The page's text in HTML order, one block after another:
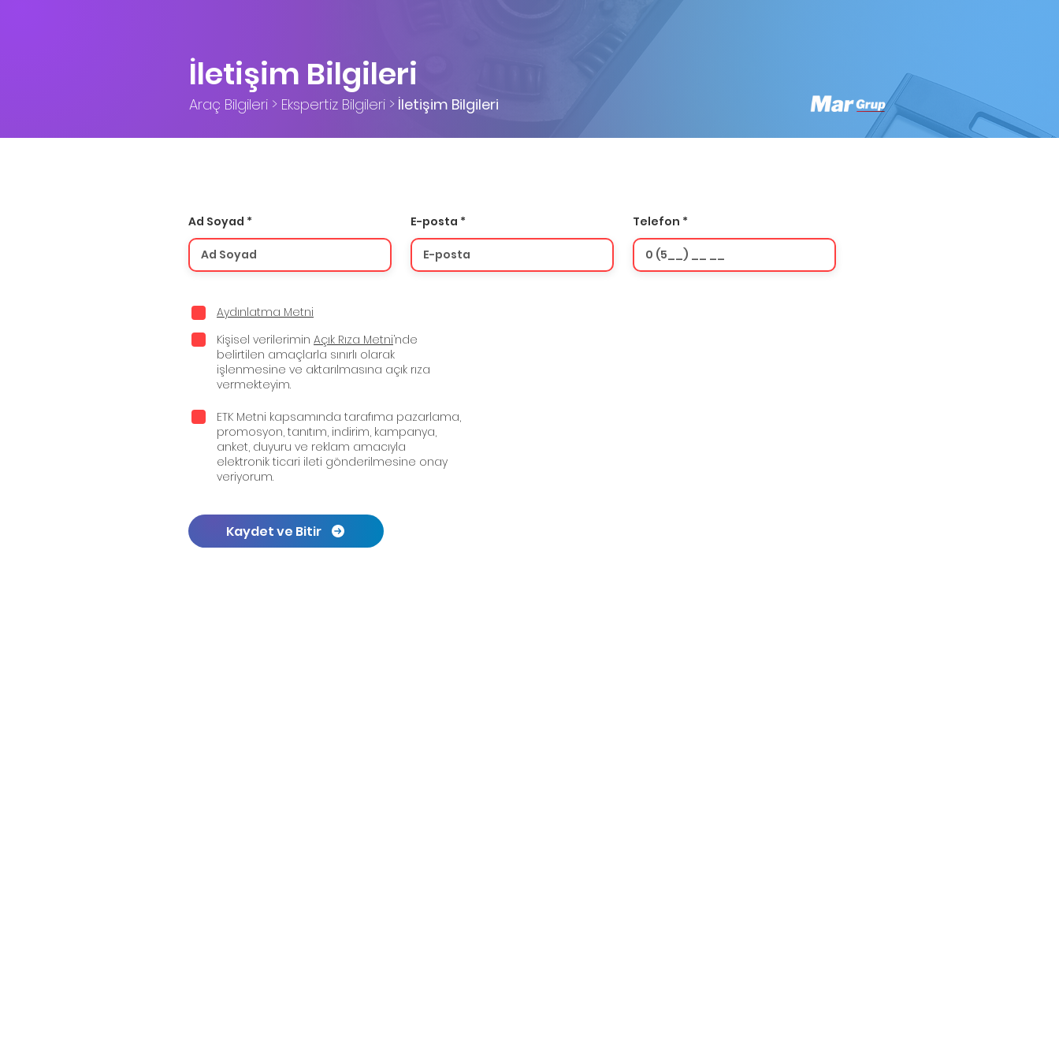
İletişim Bilgileri
Araç Bilgileri > Ekspertiz Bilgileri > İletişim Bilgileri
Ad Soyad E-posta Telefon
Aydınlatma Metni
Kişisel verilerimin Açık Rıza Metni’nde
belirtilen amaçlarla sınırlı olarak
işlenmesine ve aktarılmasına açık rıza
vermekteyim.
ETK Metni kapsamında tarafıma pazarlama,
promosyon, tanıtım, indirim, kampanya,
anket, duyuru ve reklam amacıyla
elektronik ticari ileti gönderilmesine onay
veriyorum.
Kaydet ve Bitir